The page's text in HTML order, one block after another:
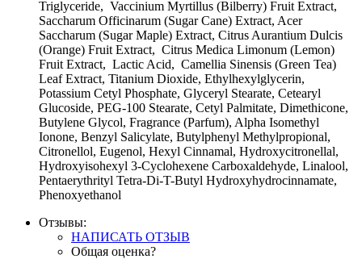
Triglyceride, Vaccinium Myrtillus (Bilberry) Fruit Extract,
Saccharum Officinarum (Sugar Cane) Extract, Acer
Saccharum (Sugar Maple) Extract, Citrus Aurantium Dulcis
(Orange) Fruit Extract, Citrus Medica Limonum (Lemon)
Fruit Extract, Lactic Acid, Camellia Sinensis (Green Tea)
Leaf Extract, Titanium Dioxide, Ethylhexylglycerin,
Potassium Cetyl Phosphate, Glyceryl Stearate, Cetearyl
Glucoside, PEG-100 Stearate, Cetyl Palmitate, Dimethicone,
Butylene Glycol, Fragrance (Parfum), Alpha Isomethyl
Ionone, Benzyl Salicylate, Butylphenyl Methylpropional,
Citronellol, Eugenol, Hexyl Cinnamal, Hydroxycitronellal,
Hydroxyisohexyl 3-Cyclohexene Carboxaldehyde, Linalool,
Pentaerythrityl Tetra-Di-T-Butyl Hydroxyhydrocinnamate,
Phenoxyethanol
Отзывы:
НАПИСАТЬ ОТЗЫВ
Общая оценка?